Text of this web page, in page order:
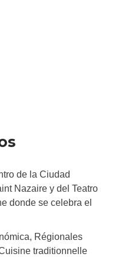
de la Ciudad
Nazaire y del Teatro
donde se celebra el
Régionales
traditionnelle